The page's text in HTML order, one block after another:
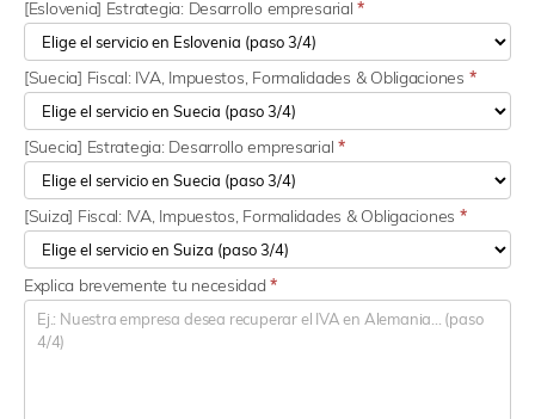
[Eslovenia] Estrategia: Desarrollo empresarial*
[Suecia] Fiscal: IVA, Impuestos, Formalidades & Obligaciones *
[Suecia] Estrategia: Desarrollo empresarial*
[Suiza] Fiscal: IVA, Impuestos, Formalidades & Obligaciones *
Explica brevemente tu necesidad*